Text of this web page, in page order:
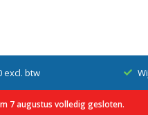
Wij
7 augustus volledig gesloten.